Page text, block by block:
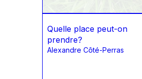
Quelle place peut-on
prendre?
Alexandre Côté-Perras